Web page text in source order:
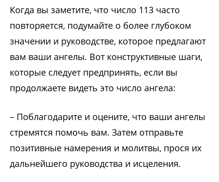
Когда вы заметите, что число 113 часто
повторяется, подумайте о более глубоком
значении и руководстве, которое предлагают
вам ваши ангелы. Вот конструктивные шаги,
которые следует предпринять, если вы
продолжаете видеть это число ангела:
– Поблагодарите и оцените, что ваши ангелы
стремятся помочь вам. Затем отправьте
позитивные намерения и молитвы, прося их
дальнейшего руководства и исцеления.